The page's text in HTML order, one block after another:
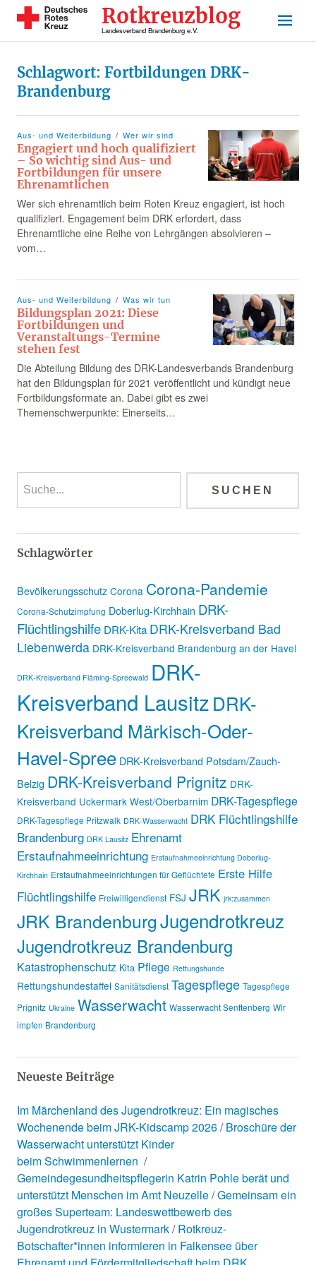
Rotkreuzblog
Landesverband Brandenburg e.V.
Schlagwort: Fortbildungen DRK-
Brandenburg
Aus- und Weiterbildung Wer wir sind
Engagiert und hoch qualifiziert
– So wichtig sind Aus- und
Fortbildungen für unsere
Ehrenamtlichen
Wer sich ehrenamtlich beim Roten Kreuz engagiert, ist hoch
qualifiziert. Engagement beim DRK erfordert, dass
Ehrenamtliche eine Reihe von Lehrgängen absolvieren –
vom…
Aus- und Weiterbildung Was wir tun
Bildungsplan 2021: Diese
Fortbildungen und
Veranstaltungs-Termine
stehen fest
Die Abteilung Bildung des DRK-Landesverbands Brandenburg
hat den Bildungsplan für 2021 veröffentlicht und kündigt neue
Fortbildungsformate an. Dabei gibt es zwei
Themenschwerpunkte: Einerseits…
Schlagwörter
Bevölkerungsschutz Corona Corona-Pandemie
Corona-Schutzimpfung Doberlug-Kirchhain DRK-
Flüchtlingshilfe DRK-Kita DRK-Kreisverband Bad
Liebenwerda DRK-Kreisverband Brandenburg an der Havel
DRK-Kreisverband Fläming-Spreewald DRK-
Kreisverband LausitzDRK-
Kreisverband Märkisch-Oder-
Havel-Spree DRK-Kreisverband Potsdam/Zauch-
Belzig DRK-Kreisverband Prignitz DRK-
Kreisverband Uckermark West/Oberbarnim DRK-Tagespflege
DRK-Tagespflege Pritzwalk DRK-Wasserwacht DRK Flüchtlingshilfe
Brandenburg DRK Lausitz Ehrenamt
Erstaufnahmeeinrichtung Erstaufnahmeeinrichtung Doberlug-
Kirchhain Erstaufnahmeeinrichtungen für Geflüchtete Erste Hilfe
Flüchtlingshilfe Freiwilligendienst FSJ JRK jrk:zusammen
JRK BrandenburgJugendrotkreuz
Jugendrotkreuz Brandenburg
Katastrophenschutz Kita Pflege Rettungshunde
Rettungshundestaffel Sanitätsdienst Tagespflege Tagespflege
Prignitz Ukraine Wasserwacht Wasserwacht Senftenberg Wir
impfen Brandenburg
Neueste Beiträge
Im Märchenland des Jugendrotkreuz: Ein magisches
Wochenende beim JRK-Kidscamp 2026 Broschüre der
Wasserwacht unterstützt Kinder
beim Schwimmenlernen
Gemeindegesundheitspflegerin Katrin Pohle berät und
unterstützt Menschen im Amt Neuzelle Gemeinsam ein
großes Superteam: Landeswettbewerb des
Jugendrotkreuz in Wustermark Rotkreuz-
Botschafter*innen informieren in Falkensee über